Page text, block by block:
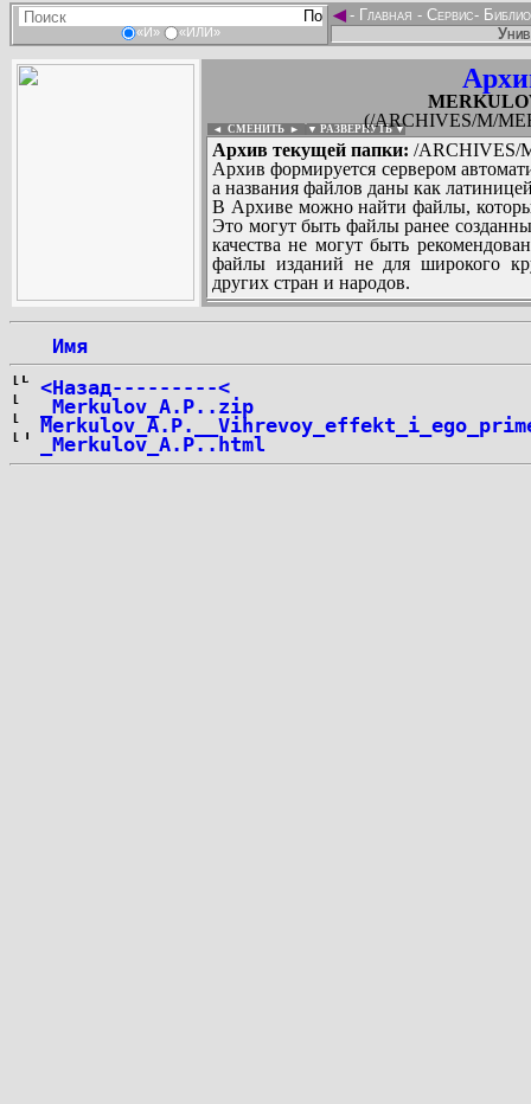
«И» «ИЛИ»
◄- Главная - Сервис-
(/ARCHIVES/M/
◄ СМЕНИТЬ ► ▼ РАЗВЕРНУТЬ ▼
Архив текущей папки: /ARCHIVES/
Архив формируется сервером
а названия файлов даны как
В Архиве можно найти файлы,
Это могут быть файлы ранее
качества не могут быть
файлы изданий не для широкого
других стран и народов.
Имя
<Назад---------<
_Merkulov_A.P..zip
_Merkulov_A.P..html